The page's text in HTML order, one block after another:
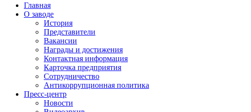
Главная
О заводе
История
Представители
Вакансии
Награды и достижения
Контактная информация
Карточка предприятия
Сотрудничество
Антикоррупционная политика
Пресс-центр
Новости